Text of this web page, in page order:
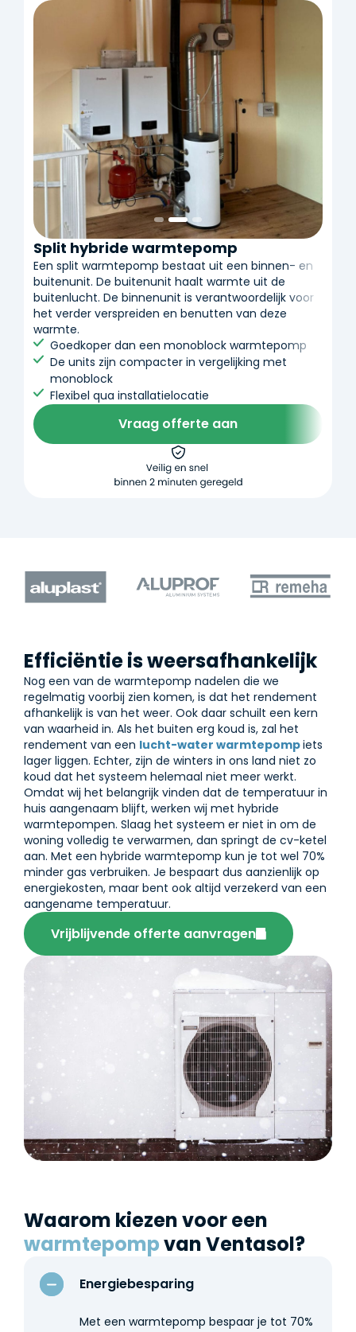
Split hybride warmtepomp
Een split warmtepomp bestaat uit een binnen- en
buitenunit. De buitenunit haalt warmte uit de
buitenlucht. De binnenunit is verantwoordelijk voor
het verder verspreiden en benutten van deze
warmte.
Goedkoper dan een monoblock warmtepomp
De units zijn compacter in vergelijking met
monoblock
Flexibel qua installatielocatie
Vraag offerte aan
Efficiëntie is weersafhankelijk
Nog een van de warmtepomp nadelen die we
regelmatig voorbij zien komen, is dat het rendement
afhankelijk is van het weer. Ook daar schuilt een kern
van waarheid in. Als het buiten erg koud is, zal het
rendement van een lucht-water warmtepompiets
lager liggen. Echter, zijn de winters in ons land niet zo
koud dat het systeem helemaal niet meer werkt.
Omdat wij het belangrijk vinden dat de temperatuur in
huis aangenaam blijft, werken wij met hybride
warmtepompen. Slaag het systeem er niet in om de
woning volledig te verwarmen, dan springt de cv-ketel
aan. Met een hybride warmtepomp kun je tot wel 70%
minder gas verbruiken. Je bespaart dus aanzienlijk op
energiekosten, maar bent ook altijd verzekerd van een
aangename temperatuur.
Vrijblijvende offerte aanvragen
Waarom kiezen voor een
warmtepompvan Ventasol?
Energiebesparing
Met een warmtepomp bespaar je tot 70%